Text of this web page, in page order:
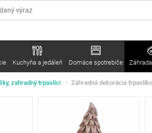
Kuchyňa a jedáleň Domáce spotrebiče
zahradný trpaslíci Záhradná dekorácia